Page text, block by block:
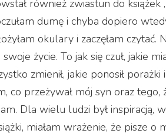
również zwiastun do książek
dumę i chyba dopiero
okulary i zaczęłam
życie. To jak się czuł, jakie
zmienił, jakie ponosił porażki
co przeżywał mój syn oraz
Dla wielu ludzi był inspiracją,
miałam wrażenie, że pisze o